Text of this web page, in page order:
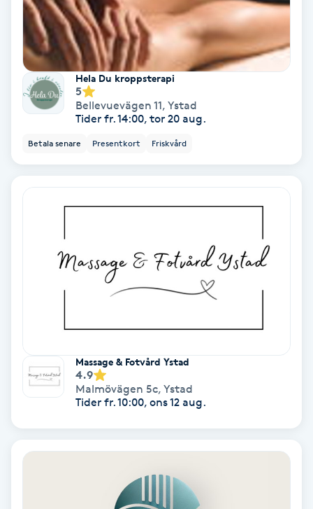
MicroPen
Microshading
Mixfransar
Nagelförlängning
Nagelförlängning akryl
Nagelförlängning gelé
Nagelförlängning glasfiber
Nagelförstärkning
Nagelklippning
Hela Du kroppsterapi
5
Bellevuevägen 11, Ystad
Tider fr. 14:00, tor 20 aug.
Betala senare Presentkort Friskvård
Massage & Fotvård Ystad
4.9
Malmövägen 5c, Ystad
Tider fr. 10:00, ons 12 aug.